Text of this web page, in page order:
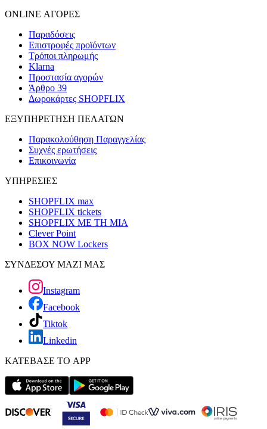
ONLINE ΑΓΟΡΕΣ
Παραδόσεις
Επιστροφές προϊόντων
Τρόποι πληρωμής
Klarna
Προστασία αγορών
Άρθρο 39
Δωροκάρτες SHOPFLIX
ΕΞΥΠΗΡΕΤΗΣΗ ΠΕΛΑΤΩΝ
Παρακολούθηση Παραγγελίας
Συχνές ερωτήσεις
Επικοινωνία
ΥΠΗΡΕΣΙΕΣ
SHOPFLIX max
SHOPFLIX tickets
SHOPFLIX ΜΕ ΤΗ ΜΙΑ
Clever Point
BOX NOW Lockers
ΣΥΝΔΕΣΟΥ ΜΑΖΙ ΜΑΣ
Instagram
Facebook
Tiktok
Linkedin
ΚΑΤΕΒΑΣΕ ΤΟ APP